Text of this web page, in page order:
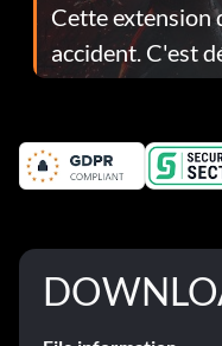
Cette extension
accident. C'est